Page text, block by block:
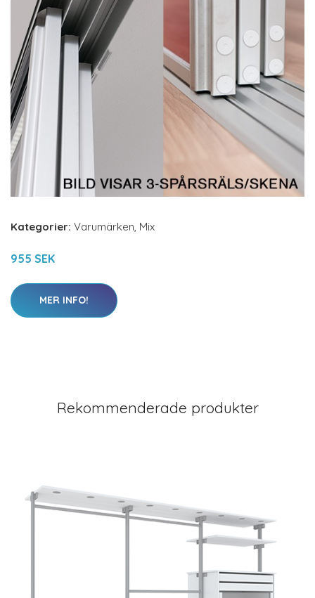
Kategorier: Varumärken, Mix
955 SEK
MER INFO!
Rekommenderade produkter